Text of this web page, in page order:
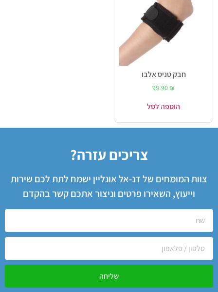
חבק טניס אלבו
99.90 ₪
הוספה לסל
צריכים עזרה?
צוות המומחים של דנ-אל אונליין ישמח לתת לכם שירות
וייעוץ, השאירו פרטים וניצור אתכם קשר בהקדם
שליחה